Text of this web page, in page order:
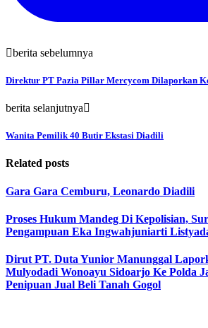
berita sebelumnya
Direktur PT Pazia Pillar Mercycom Dilaporkan
berita selanjutnya
Wanita Pemilik 40 Butir Ekstasi Diadili
Related posts
Gara Gara Cemburu, Leonardo Diadili
Proses Hukum Mandeg Di Kepolisian,
Pengampuan Eka Ingwahjuniarti
Dirut PT. Duta Yunior Manunggal
Mulyodadi Wonoayu Sidoarjo Ke Polda
Penipuan Jual Beli Tanah Gogol